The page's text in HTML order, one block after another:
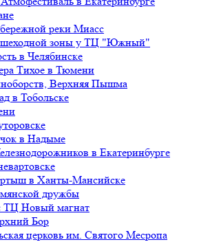
реки Миасс
зоны у ТЦ "Южный"
в Челябинске
Тихое в Тюмени
Верхняя Пышма
в Тобольске
в Надыме
в Екатеринбурге
в Ханты-Мансийске
дружбы
ТЦ Новый магнат
Бор
церковь им. Святого Месропа